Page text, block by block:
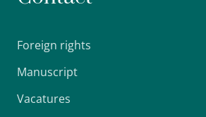
Foreign rights
Manuscript
Vacatures